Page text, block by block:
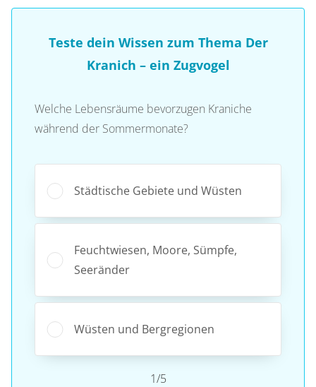
Teste dein Wissen zum Thema Der
Kranich – ein Zugvogel
Welche Lebensräume bevorzugen Kraniche
während der Sommermonate?
Städtische Gebiete und Wüsten
Feuchtwiesen, Moore, Sümpfe,
Seeränder
Wüsten und Bergregionen
1/5